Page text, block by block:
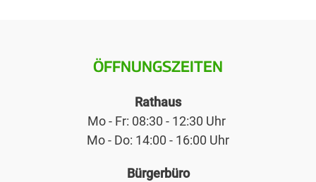
ÖFFNUNGSZEITEN
Rathaus
Mo - Fr: 08:30 - 12:30 Uhr
Mo - Do: 14:00 - 16:00 Uhr
Bürgerbüro